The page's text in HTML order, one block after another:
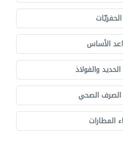
الحفريّات
الأساس
والفولاذ
الصحي
المطارات